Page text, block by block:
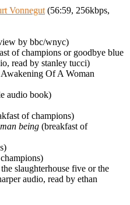
Vonnegut (56:59, 256kbps,
by bbc/wnyc)
of champions or goodbye blue
read by stanley tucci)
Of A Woman
audio book)
of champions)
being (breakfast of
slaughterhouse five or the
audio, read by ethan